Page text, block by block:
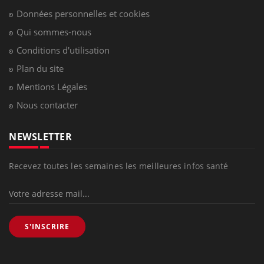
Données personnelles et cookies
Qui sommes-nous
Conditions d'utilisation
Plan du site
Mentions Légales
Nous contacter
NEWSLETTER
Recevez toutes les semaines les meilleures infos santé
S'INSCRIRE